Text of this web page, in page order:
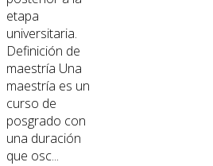
etapa
universitaria.
Definición de
maestría Una
maestría es un
curso de
posgrado con
una duración
que osc...